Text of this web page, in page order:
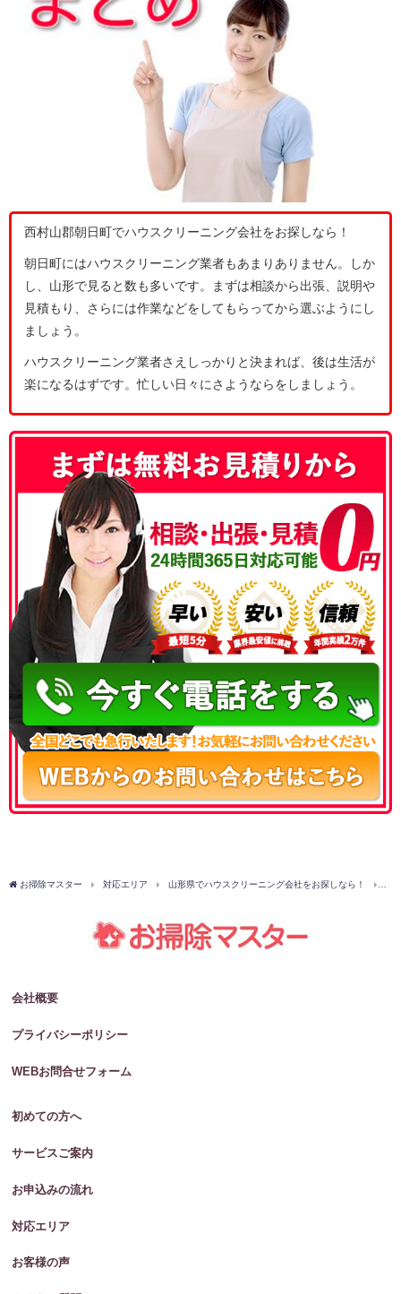
西村山郡朝日町でハウスクリーニング会社をお探しなら！
朝日町にはハウスクリーニング業者もあまりありません。しか
し、山形で見ると数も多いです。まずは相談から出張、説明や
見積もり、さらには作業などをしてもらってから選ぶようにし
ましょう。
ハウスクリーニング業者さえしっかりと決まれば、後は生活が
楽になるはずです。忙しい日々にさようならをしましょう。
050-3177-5687
お掃除マスター 対応エリア 山形県でハウスクリーニング会社をお探しなら！
会社概要
プライバシーポリシー
WEBお問合せフォーム
初めての方へ
サービスご案内
お申込みの流れ
対応エリア
お客様の声